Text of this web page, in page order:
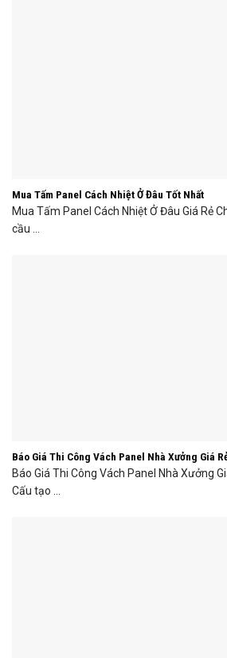
Mua Tấm Panel Cách Nhiệt Ở Đâu Tốt Nhất
Mua Tấm Panel Cách Nhiệt Ở Đâu Giá Rẻ
cầu ...
Báo Giá Thi Công Vách Panel Nhà Xưởng Giá
Báo Giá Thi Công Vách Panel Nhà Xưởng
Cấu tạo ...